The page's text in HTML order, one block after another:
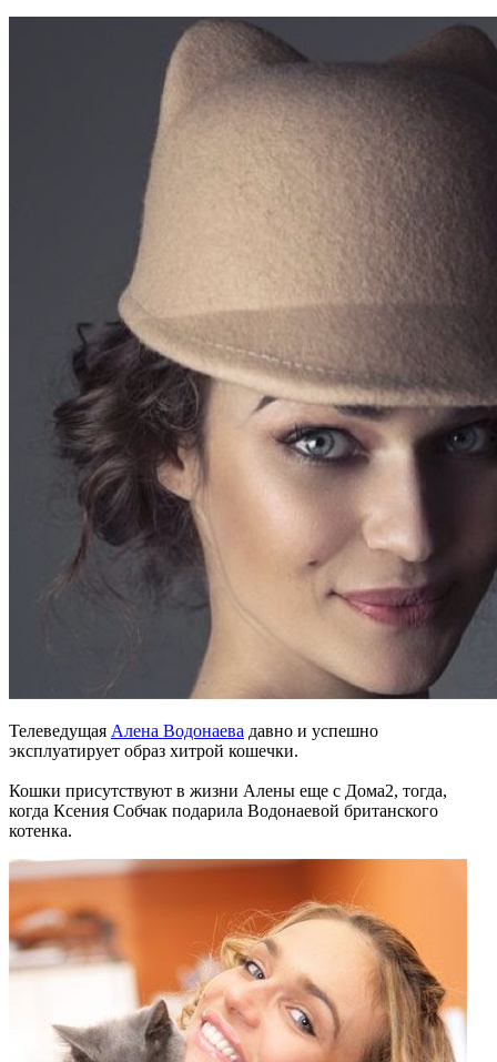
Телеведущая Алена Водонаева давно и успешно
эксплуатирует образ хитрой кошечки.
Кошки присутствуют в жизни Алены еще с Дома2, тогда,
когда Ксения Собчак подарила Водонаевой британского
котенка.